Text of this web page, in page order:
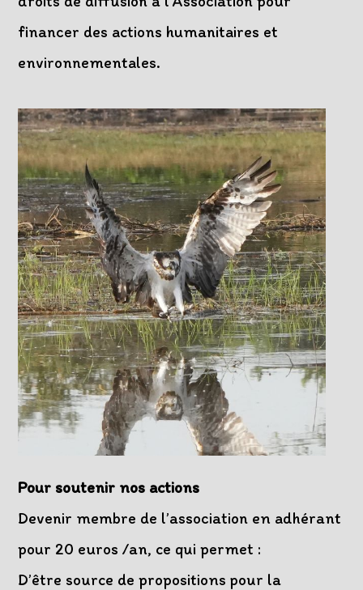
financer des actions humanitaires et
environnementales.
Pour soutenir nos actions
Devenir membre de l’association en adhérant
pour 20 euros /an, ce qui permet :
D’être source de propositions pour la